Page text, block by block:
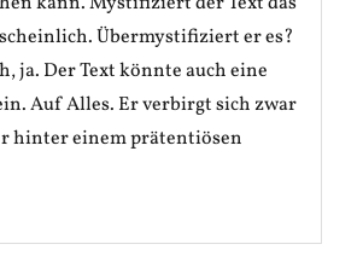
Übermystifiziert er es?
ja. Der Text könnte auch eine
Auf Alles. Er verbirgt sich zwar
hinter einem prätentiösen